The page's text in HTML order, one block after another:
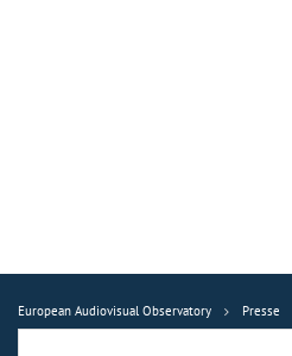
European Audiovisual Observatory Presse